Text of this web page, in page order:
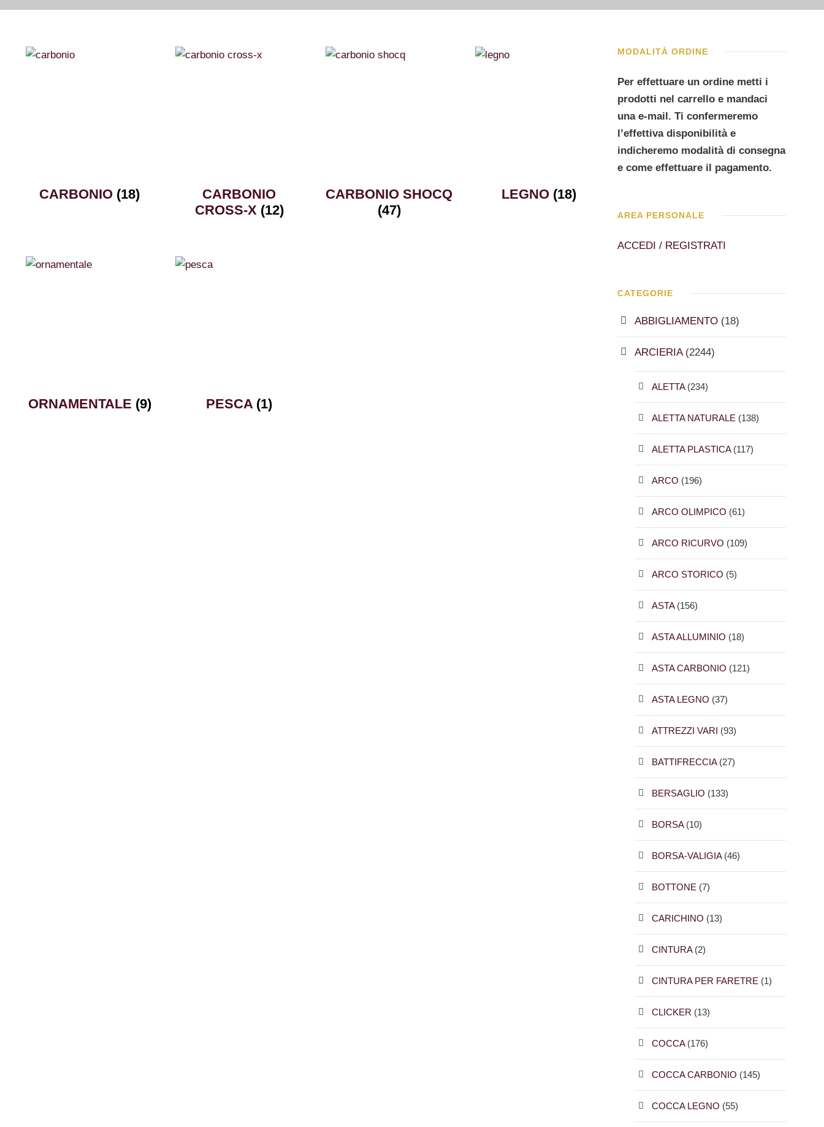
CARBONIO (18)
CARBONIO
CROSS-X (12)
CARBONIO SHOCQ
(47)
LEGNO (18)
ORNAMENTALE (9) PESCA (1)
MODALITÀ ORDINE
Per effettuare un ordine metti i
prodotti nel carrello e mandaci
una e-mail. Ti confermeremo
l’effettiva disponibilità e
indicheremo modalità di consegna
e come effettuare il pagamento.
AREA PERSONALE
ACCEDI / REGISTRATI
CATEGORIE
ABBIGLIAMENTO (18)
ARCIERIA (2244)
ALETTA (234)
ALETTA NATURALE (138)
ALETTA PLASTICA (117)
ARCO (196)
ARCO OLIMPICO (61)
ARCO RICURVO (109)
ARCO STORICO (5)
ASTA (156)
ASTA ALLUMINIO (18)
ASTA CARBONIO (121)
ASTA LEGNO (37)
ATTREZZI VARI (93)
BATTIFRECCIA (27)
BERSAGLIO (133)
BORSA (10)
BORSA-VALIGIA (46)
BOTTONE (7)
CARICHINO (13)
CINTURA (2)
CINTURA PER FARETRE (1)
CLICKER (13)
COCCA (176)
COCCA CARBONIO (145)
COCCA LEGNO (55)